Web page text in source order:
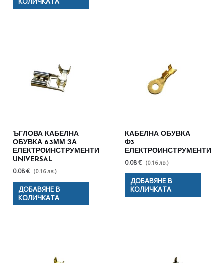
ЪГЛОВА КАБЕЛНА
ОБУВКА 6.3ММ ЗА
ЕЛЕКТРОИНСТРУМЕНТИ
UNIVERSAL
0.08 € (0.16 лв.)
ДОБАВЯНЕ В
КОЛИЧКАТА
КАБЕЛНА ОБУВКА
Ф3
ЕЛЕКТРОИНСТРУМЕНТИ
0.08 € (0.16 лв.)
ДОБАВЯНЕ В
КОЛИЧКАТА